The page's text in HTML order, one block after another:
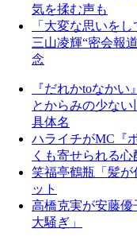
気を揉む声も
「大変な思いを
三山凌輝“密会報
念
『だれかtoなか
とからみの少な
具体名
ハライチがMC『
くも寄せられる
笑福亭鶴瓶「髪が
ット
高橋克実が安藤優
大騒ぎ」